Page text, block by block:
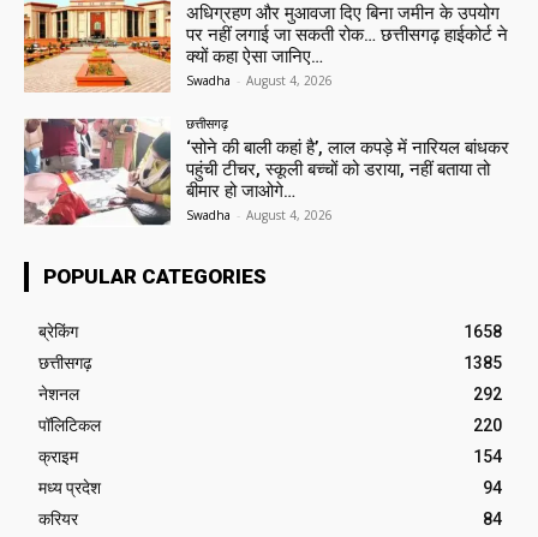
अधिग्रहण और मुआवजा दिए बिना जमीन के उपयोग
पर नहीं लगाई जा सकती रोक… छत्तीसगढ़ हाईकोर्ट ने
क्यों कहा ऐसा जानिए…
Swadha - August 4, 2026
छत्तीसगढ़
‘सोने की बाली कहां है’, लाल कपड़े में नारियल बांधकर
पहुंची टीचर, स्कूली बच्चों को डराया, नहीं बताया तो
बीमार हो जाओगे…
Swadha - August 4, 2026
POPULAR CATEGORIES
ब्रेकिंग
1658
छत्तीसगढ़
1385
नेशनल
292
पॉलिटिकल
220
क्राइम
154
मध्य प्रदेश
94
करियर
84